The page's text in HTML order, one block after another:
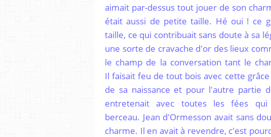
aimait par-dessus tout jouer de son
était aussi de petite taille. Hé oui ! ce
taille, ce qui contribuait sans doute à sa
une sorte de cravache d'or des lieux
le champ de la conversation tant le
Il faisait feu de tout bois avec cette
de sa naissance et pour l'autre partie
entretenait avec toutes les fées
berceau. Jean d'Ormesson avait sans
charme. Il en avait à revendre, c'est